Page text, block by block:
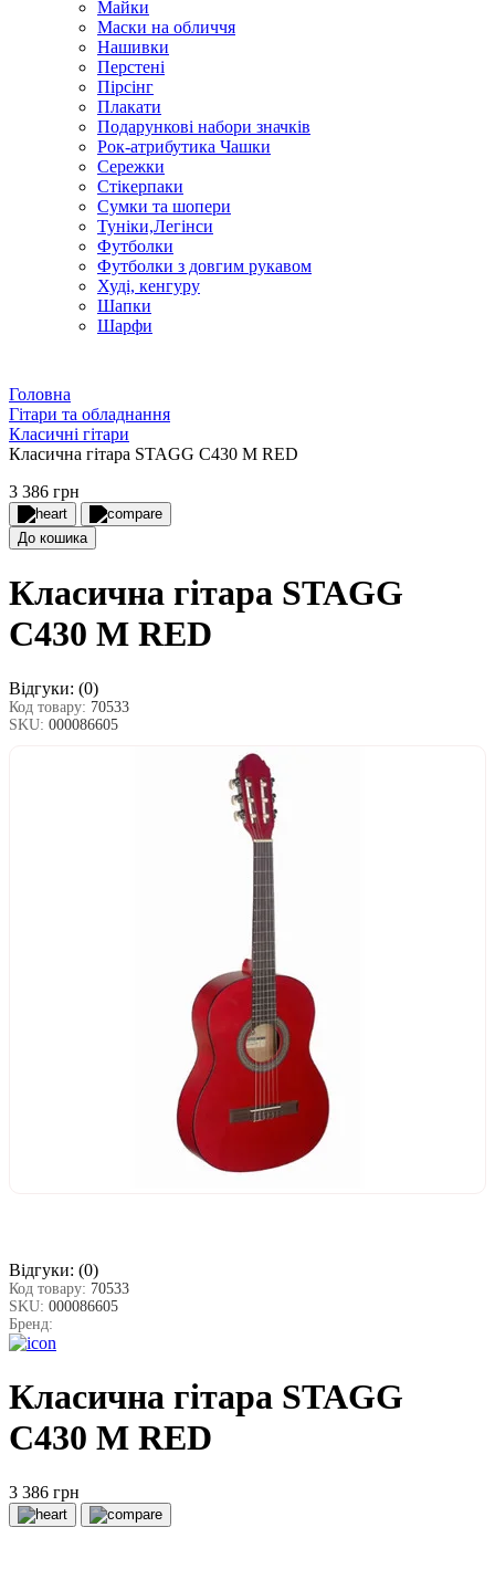
Майки
Маски на обличчя
Нашивки
Перстені
Пірсінг
Плакати
Подарункові набори значків
Рок-атрибутика Чашки
Сережки
Стікерпаки
Сумки та шопери
Туніки,Легінси
Футболки
Футболки з довгим рукавом
Худі, кенгуру
Шапки
Шарфи
Головна
Гітари та обладнання
Класичні гітари
Класична гітара STAGG C430 M RED
3 386 грн
До кошика
Класична гітара STAGG
C430 M RED
Відгуки: (0)
Код товару: 70533
SKU: 000086605
Відгуки: (0)
Код товару: 70533
SKU: 000086605
Бренд:
Класична гітара STAGG
C430 M RED
3 386 грн